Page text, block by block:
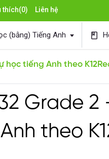
thích(0) Liên hệ
(bằng) Tiếng Anh book
học tiếng Anh theo
Grade
theo